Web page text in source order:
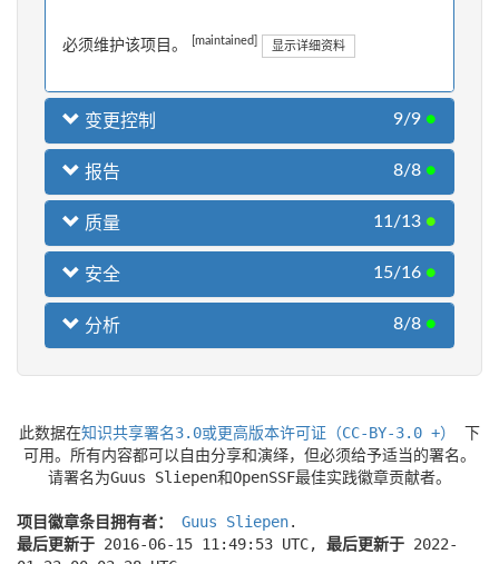
必须维护该项目。 [maintained] 显示详细资料
变更控制 9/9 ●
报告 8/8 ●
质量 11/13 ●
安全 15/16 ●
分析 8/8 ●
此数据在知识共享署名3.0或更高版本许可证（CC-BY-3.0 +）
下
可用。所有内容都可以自由分享和演绎，但必须给予适当的署名。
请署名为Guus Sliepen和OpenSSF最佳实践徽章贡献者。
项目徽章条目拥有者： Guus Sliepen.
最后更新于 2016-06-15 11:49:53 UTC, 最后更新于 2022-